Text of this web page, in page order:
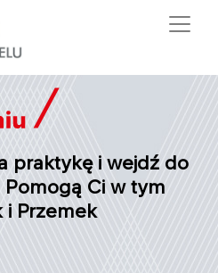
praktykę i wejdź do
Ci w tym
i Przemek